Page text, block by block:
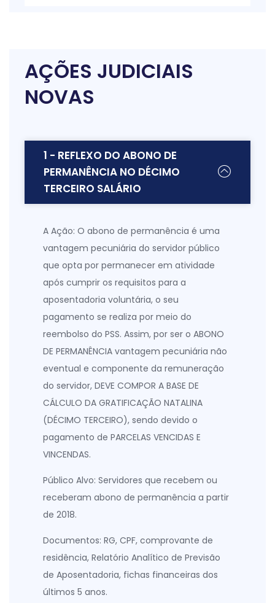
AÇÕES JUDICIAIS
NOVAS
1 - REFLEXO DO ABONO DE
PERMANÊNCIA NO DÉCIMO
TERCEIRO SALÁRIO
A Ação: O abono de permanência é uma
vantagem pecuniária do servidor público
que opta por permanecer em atividade
após cumprir os requisitos para a
aposentadoria voluntária, o seu
pagamento se realiza por meio do
reembolso do PSS. Assim, por ser o ABONO
DE PERMANÊNCIA vantagem pecuniária não
eventual e componente da remuneração
do servidor, DEVE COMPOR A BASE DE
CÁLCULO DA GRATIFICAÇÃO NATALINA
(DÉCIMO TERCEIRO), sendo devido o
pagamento de PARCELAS VENCIDAS E
VINCENDAS.
Público Alvo: Servidores que recebem ou
receberam abono de permanência a partir
de 2018.
Documentos: RG, CPF, comprovante de
residência, Relatório Analítico de Previsão
de Aposentadoria, fichas financeiras dos
últimos 5 anos.